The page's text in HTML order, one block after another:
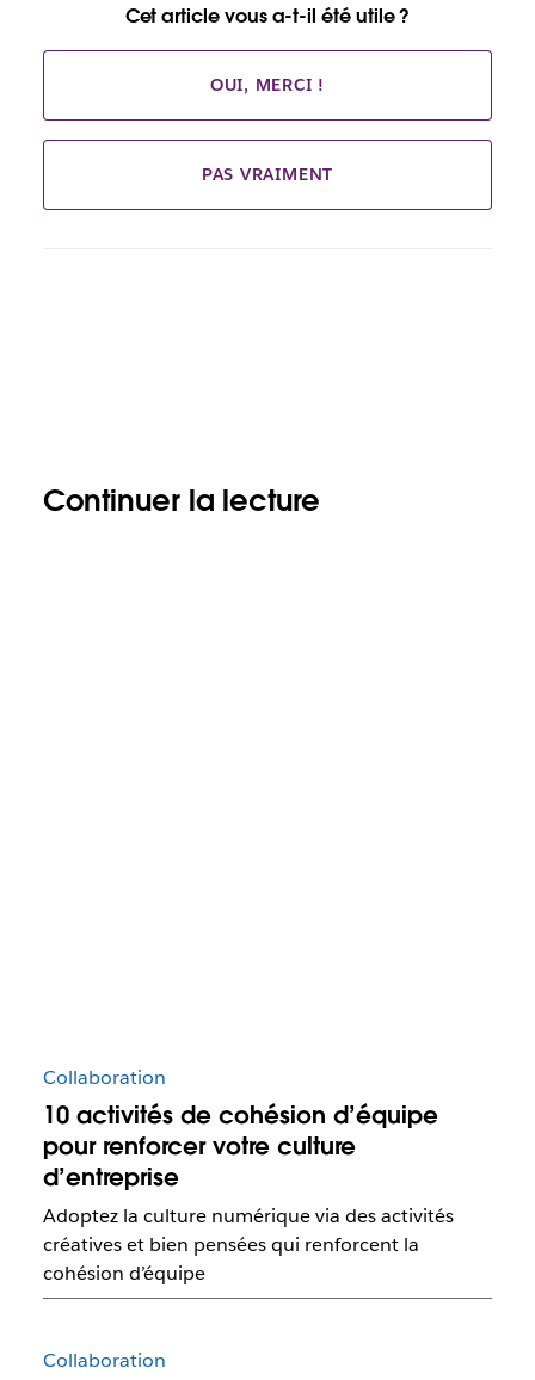
Cet article vous a-t-il été utile ?
OUI, MERCI !
PAS VRAIMENT
Continuer la lecture
Collaboration
10 activités de cohésion d’équipe
pour renforcer votre culture
d’entreprise
Adoptez la culture numérique via des activités
créatives et bien pensées qui renforcent la
cohésion d’équipe
Collaboration